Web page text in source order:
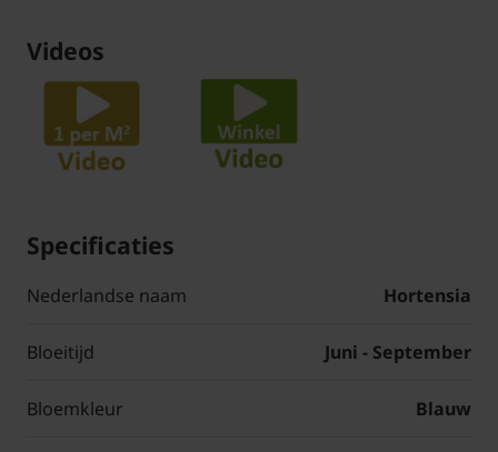
Videos
Specificaties
Nederlandse naam Hortensia
Bloeitijd Juni - September
Bloemkleur Blauw